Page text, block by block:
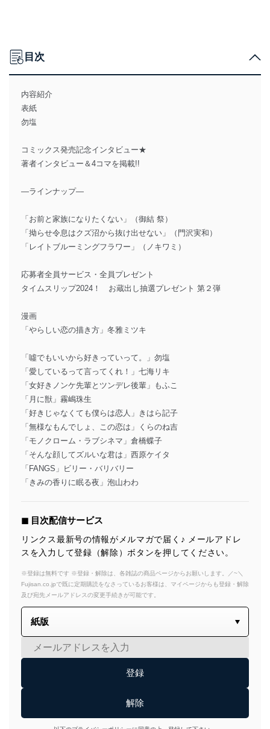
目次
内容紹介
表紙
勿塩
コミックス発売記念インタビュー★
著者インタビュー＆4コマを掲載!!
―ラインナップ―
「お前と家族になりたくない」（御結 祭）
「拗らせ令息はクズ沼から抜け出せない」（門沢実和）
「レイトブルーミングフラワー」（ノキワミ）
応募者全員サービス・全員プレゼント
タイムスリップ2024！ お蔵出し抽選プレゼント 第２弾
漫画
「やらしい恋の描き方」冬雅ミツキ
「噓でもいいから好きっていって。」勿塩
「愛しているって言ってくれ！」七海リキ
「女好きノンケ先輩とツンデレ後輩」もふこ
「月に獣」霧嶋珠生
「好きじゃなくても僕らは恋人」きはら記子
「無様なもんでしょ、この恋は」くらのね吉
「モノクローム・ラブシネマ」倉橋蝶子
「そんな顔してズルいな君は」西原ケイタ
「FANGS」ビリー・バリバリー
「きみの香りに眠る夜」泡山わわ
◼︎ 目次配信サービス
リンクス最新号の情報がメルマガで届く♪ メールアドレ
スを入力して登録（解除）ボタンを押してください。
※登録は無料です ※登録・解除は、各雑誌の商品ページからお願いします。／~＼
Fujisan.co.jpで既に定期購読をなさっているお客様は、マイページからも登録・解除
及び宛先メールアドレスの変更手続きが可能です。